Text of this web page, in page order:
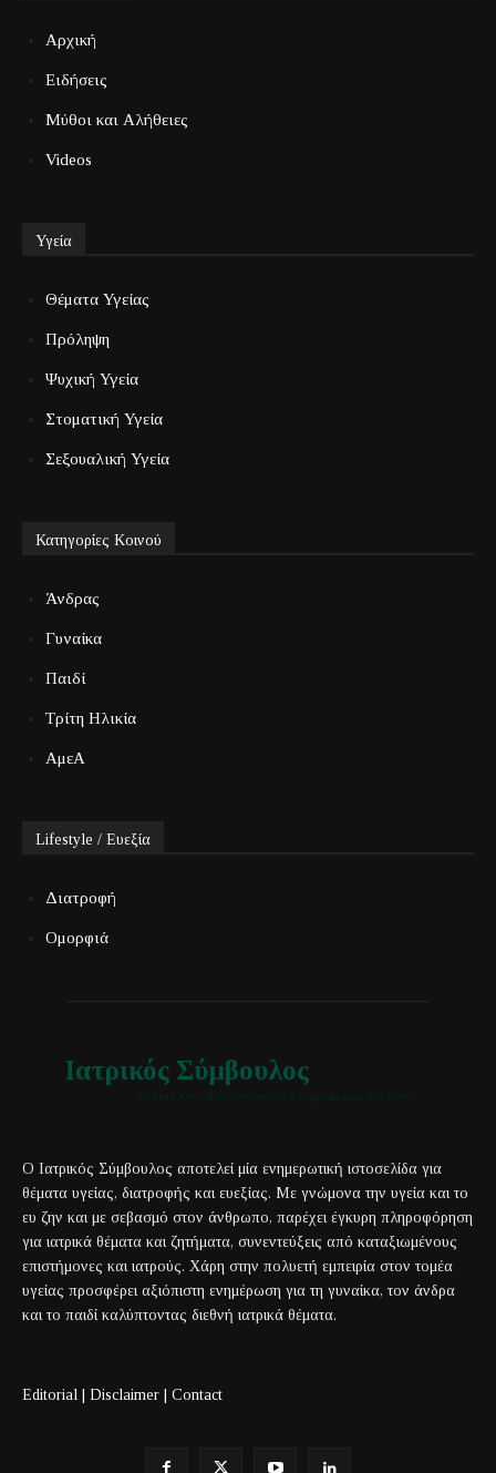
Αρχική
Ειδήσεις
Μύθοι και Αλήθειες
Videos
Υγεία
Θέματα Υγείας
Πρόληψη
Ψυχική Υγεία
Στοματική Υγεία
Σεξουαλική Υγεία
Κατηγορίες Κοινού
Άνδρας
Γυναίκα
Παιδί
Τρίτη Ηλικία
ΑμεΑ
Lifestyle / Ευεξία
Διατροφή
Ομορφιά
Ιατρικός Σύμβουλος
Ο Ιατρικός Σύμβουλος αποτελεί μία ενημερωτική ιστοσελίδα για
θέματα υγείας, διατροφής και ευεξίας. Με γνώμονα την υγεία και το
ευ ζην και με σεβασμό στον άνθρωπο, παρέχει έγκυρη πληροφόρηση
για ιατρικά θέματα και ζητήματα, συνεντεύξεις από καταξιωμένους
επιστήμονες και ιατρούς. Χάρη στην πολυετή εμπειρία στον τομέα
υγείας προσφέρει αξιόπιστη ενημέρωση για τη γυναίκα, τον άνδρα
και το παιδί καλύπτοντας διεθνή ιατρικά θέματα.
Editorial | Disclaimer | Contact